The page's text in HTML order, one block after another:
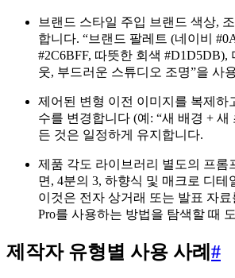
브랜드 스타일 주입 브랜드 색상,
합니다. “브랜드 팔레트 (네이비
#2C6BFF, 따뜻한 회색
웃, 부드러운 스튜디오 조명”을 사
제어된 변형 이전 이미지를 복제하
수를 변경합니다 (예: “새 배경 + 새
든 것은 일정하게 유지합니다.
제품 각도 라이브러리 별도의 프롬
면, 4분의 3, 하향식 및 매크로 디테
이것은 전자 상거래 또는 발표 자료
Pro를 사용하는 방법을 탐색할 때
제작자 유형별 사용 사례 #